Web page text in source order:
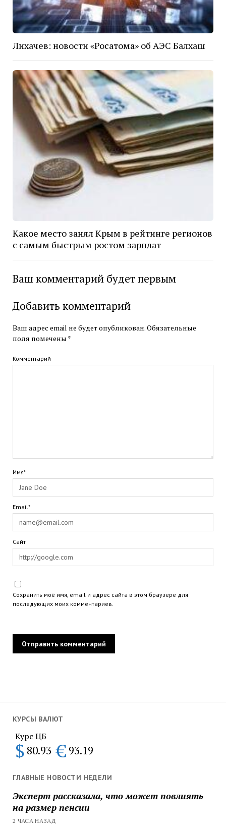
КУРСЫ ВАЛЮТ
Курс ЦБ
$ 80.93 € 93.19
ГЛАВНЫЕ НОВОСТИ НЕДЕЛИ
Эксперт рассказала, что может повлиять
на размер пенсии
2 ЧАСА НАЗАД
Лихачев: новости «Росатома» об АЭС Балхаш
Какое место занял Крым в рейтинге регионов
с самым быстрым ростом зарплат
Ваш комментарий будет первым
Добавить комментарий
Ваш адрес email не будет опубликован.Обязательные
поля помечены *
Комментарий
Имя*
Email*
Сайт
Сохранить моё имя, email и адрес сайта в этом браузере для
последующих моих комментариев.